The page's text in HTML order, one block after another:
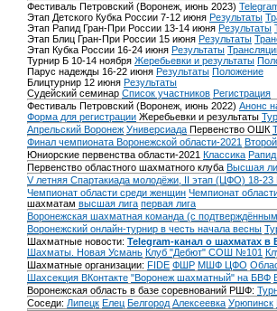
Фестиваль Петровский (Воронеж, июнь 2023)
Этап Детского Кубка России 7-12 июня Результаты
Этап Рапид Гран-При России 13-14 июня Результаты
Этап Блиц Гран-При России 15 июня Результаты
Этап Кубка России 16-24 июня Результаты
Турнир Б 10-14 ноября Жеребьевки и результаты
Парус надежды 16-22 июня Результаты Положение
Блицтурнир 12 июня Результаты
Судейский семинар Список участников Регистрация
Фестиваль Петровский (Воронеж, июнь 2022) Анонс
Форма для регистрации Жеребьевки и результаты
Апрельский Воронеж Универсиада Первенство ОШК
Финал чемпионата Воронежской области-2021
Юниорские первенства области-2021 Классика Рапид
Первенство областного шахматного клуба Высшая
V летняя Спартакиада молодёжи, II этап (ЦФО) 18-23
Чемпионат области среди женщин Чемпионат
шахматам высшая лига первая лига
Воронежская шахматная команда (с
Воронежский онлайн-турнир в честь начала весны
Шахматные новости: Telegram-канал о шахматах в
Шахматы. Новая Усмань Клуб "Дебют" СОШ №101
Шахматные организации: FIDE ФШР МШФ ЦФО
Шахсекция ВКонтакте "Воронеж шахматный" на БВФ
Воронежская область в базе соревнований РШФ:
Соседи: Липецк Елец Белгород Алексеевка Урюпинск